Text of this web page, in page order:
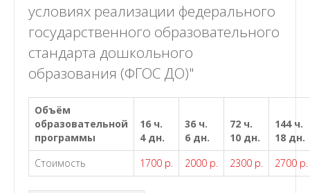
условиях реализации федерального
государственного образовательного
стандарта дошкольного
образования (ФГОС ДО)"
Объём
образовательной
программы
16 ч.
4 дн.
36 ч.
6 дн.
72 ч.
10 дн.
144 ч.
18 дн.
Стоимость
1700 р. 2000 р. 2300 р. 2700 р.